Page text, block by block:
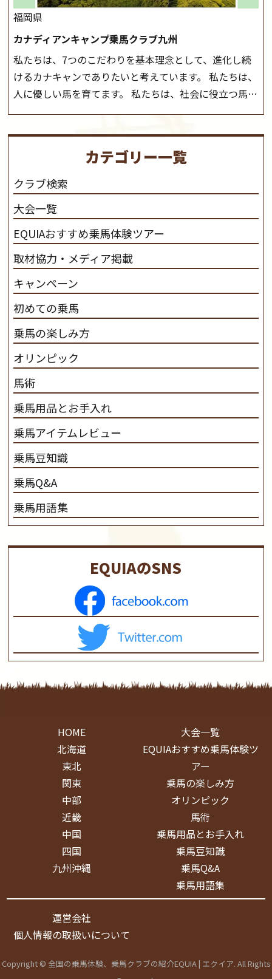
福岡県
カナディアンキャンプ乗馬クラブ九州
私たちは、7つのこだわりを基本理念として、進化し続
けるカナキャンでありたいと考えています。 私たちは、
人に優しい馬を育てます。 私たちは、社会に役立つ馬を
生産します。 私たちは、馬や人々に癒しとなる環境を守
さと魅力を追求します。 私たちは、馬の品種と血統にこ
だわります。 私たちは、乗用馬の質の向上を目指し、生
産･育成･調教を一貫して行います。カナディアンキャ
ンプ乗馬クラブ九州のツアー情報はこちら
カテゴリー一覧
クラブ検索
大会一覧
EQUIAおすすめ乗馬体験ツアー
取材協力・メディア掲載
キャンペーン
初めての乗馬
乗馬の楽しみ方
オリンピック
馬術
乗馬用品とお手入れ
乗馬アイテムレビュー
乗馬豆知識
乗馬Q&A
乗馬用語集
EQUIAのSNS
HOME
北海道
東北
関東
中部
近畿
中国
四国
九州沖縄
大会一覧
EQUIAおすすめ乗馬体験ツ
アー
乗馬の楽しみ方
オリンピック
馬術
乗馬用品とお手入れ
乗馬豆知識
乗馬Q&A
乗馬用語集
運営会社
個人情報の取扱いについて
Copyright © 全国の乗馬体験、乗馬クラブの紹介EQUIA | エクイア. All Rights